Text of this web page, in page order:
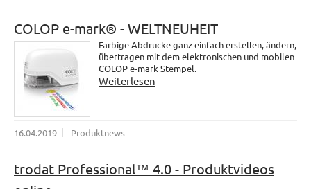
COLOP e-mark® - WELTNEUHEIT
Farbige Abdrucke ganz einfach erstellen, ändern,
übertragen mit dem elektronischen und mobilen
COLOP e-mark Stempel.
Weiterlesen
16.04.2019 Produktnews
trodat Professional™ 4.0 - Produktvideos